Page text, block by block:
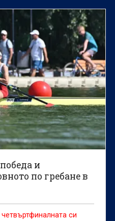
и
по гребане в
си